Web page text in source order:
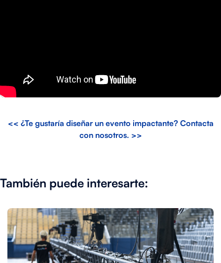
<< ¿Te gustaría diseñar un evento impactante? Contacta
con nosotros. >>
También puede interesarte: